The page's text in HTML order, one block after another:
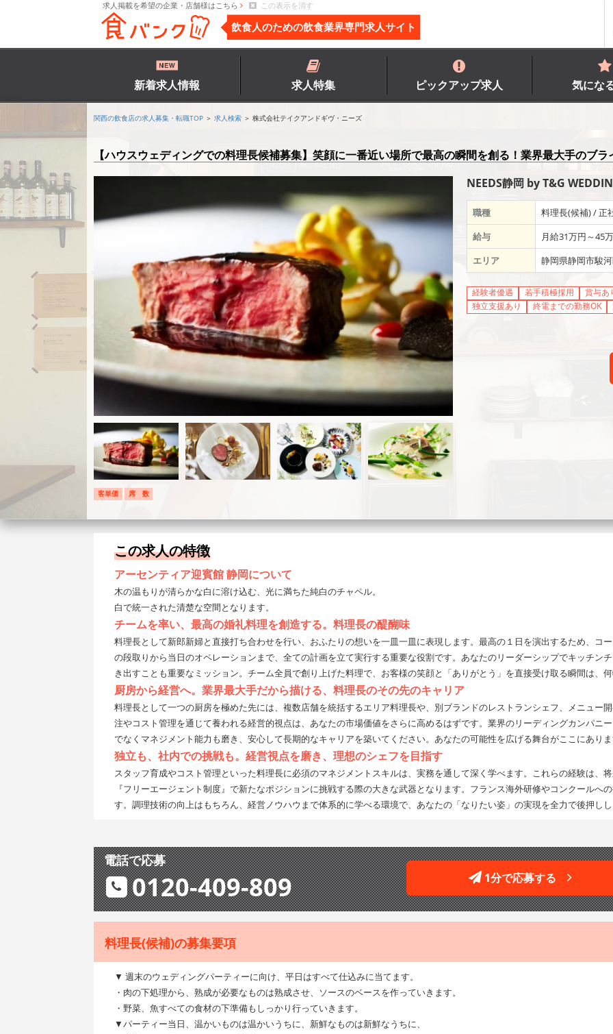
求人掲載を希望の企業・店舗様はこちら この表示を消す
飲食人のための飲食業界専門求人サイト
新着求人情報 求人特集 ピックアップ求人 気にな
関西の飲食店の求人募集・転職TOP ＞ 求人検索 ＞ 株式会社テイクアンドギヴ・ニーズ
NEEDS静岡 by T&G
【ハウスウェディングでの料理長候補募集】笑顔に一番近い場所で最高の瞬間を創る！業界最大手のブラ
客単価 席 数
職種
料理長(候補) / 正
給与
月給31万円～45
エリア
静岡県静岡市駿
経験者優遇 若手積極採用 賞与あ
独立支援あり
終電までの勤務OK
この求人の特徴
アーセンティア迎賓館 静岡について
木の温もりが清らかな白に溶け込む、光に満ちた純白のチャペル。
白で統一された清楚な空間となります。
チームを率い、最高の婚礼料理を創造する。料理長の醍醐味
料理長として新郎新婦と直接打ち合わせを行い、おふたりの想いを一皿一皿に表現します。最高の１日を演出するため、コ
の段取りから当日のオペレーションまで、全ての計画を立て実行する重要な役割です。あなたのリーダーシップでキッチン
き出すことも重要なミッション。チーム全員で創り上げた料理で、お客様の笑顔と「ありがとう」を直接受け取る瞬間は、何
厨房から経営へ。業界最大手だから描ける、料理長のその先のキャリア
料理長として一つの厨房を極めた先には、複数店舗を統括するエリア料理長や、別ブランドのレストランシェフ、メニュー
注やコスト管理を通じて養われる経営的視点は、あなたの市場価値をさらに高めるはずです。業界のリーディングカンパニ
でなくマネジメント能力も磨き、安心して長期的なキャリアを築いてください。あなたの可能性を広げる舞台がここにありま
独立も、社内での挑戦も。経営視点を磨き、理想のシェフを目指す
スタッフ育成やコスト管理といった料理長に必須のマネジメントスキルは、実務を通して深く学べます。これらの経験は、
『フリーエージェント制度』で新たなポジションに挑戦する際の大きな武器となります。フランス海外研修やコンクールへ
す。調理技術の向上はもちろん、経営ノウハウまで体系的に学べる環境で、あなたの「なりたい姿」の実現を全力で後押しし
電話で応募
0120-409-809 1分で応募する
料理長(候補)の募集要項
▼ 週末のウェディングパーティーに向け、平日はすべて仕込みに当てます。
・肉の下処理から、熟成が必要なものは熟成させ、ソースのベースを作っていきます。
・野菜、魚すべての食材の下準備もしっかり行っていきます。
▼パーティー当日、温かいものは温かいうちに、新鮮なものは新鮮なうちに、